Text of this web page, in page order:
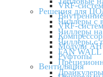
VRF-
VRF-
Модули
Руфтопы
Вентиляция
Решения для
Чиллеры с
Чиллеры на
Чиллеры с
FAN WALL